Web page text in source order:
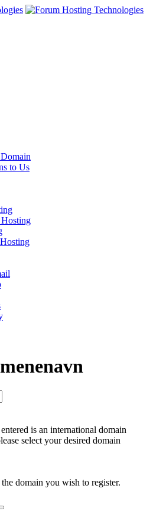
to Us
is an international domain
select your desired domain
domain you wish to register.